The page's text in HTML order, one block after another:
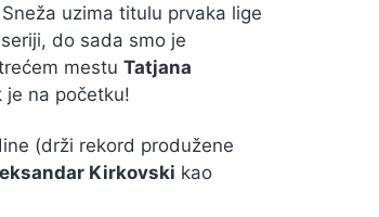
uzima titulu prvaka lige
do sada smo je
mestu Tatjana
je na početku!
(drži rekord produžene
Kirkovski kao